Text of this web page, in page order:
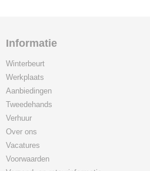
Informatie
Winterbeurt
Werkplaats
Aanbiedingen
Tweedehands
Verhuur
Over ons
Vacatures
Voorwaarden